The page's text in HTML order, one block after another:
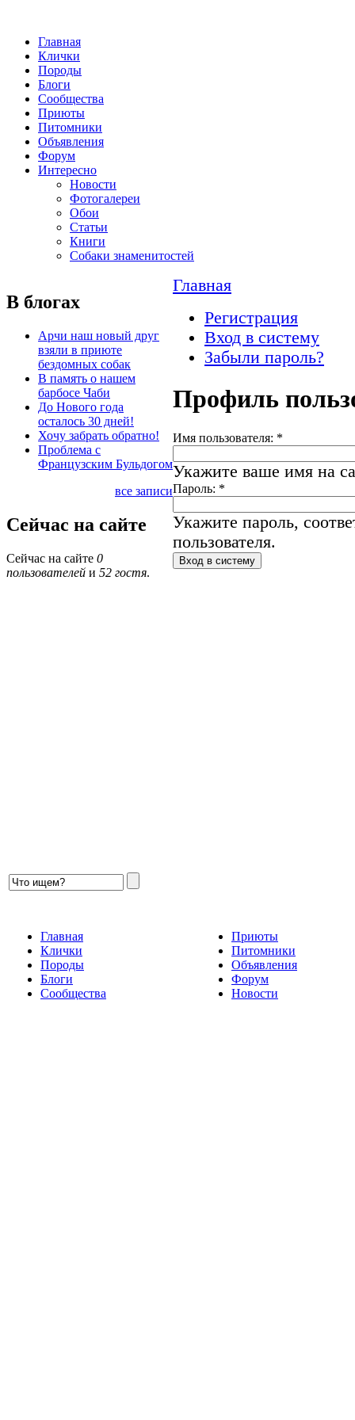
Главная
Клички
Породы
Блоги
Сообщества
Приюты
Питомники
Объявления
Форум
Интересно
Новости
Фотогалереи
Обои
Статьи
Книги
Собаки знаменитостей
В блогах
Арчи наш новый друг
взяли в приюте
бездомных собак
В память о нашем
барбосе Чаби
До Нового года
осталось 30 дней!
Хочу забрать обратно!
Проблема с
Французским Бульдогом
все записи
Сейчас на сайте
Сейчас на сайте 0
пользователей и 52 гостя.
Главная
Регистрация
Вход в систему
Забыли пароль?
Профиль
Имя пользователя: *
Укажите ваше имя на
Пароль: *
Укажите пароль,
пользователя.
Главная
Клички
Породы
Блоги
Сообщества
Приюты
Питомники
Объявления
Форум
Новости